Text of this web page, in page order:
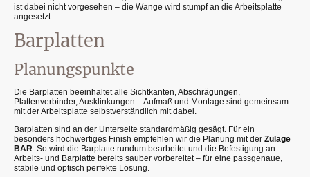
ist dabei nicht vorgesehen – die Wange wird stumpf an die Arbeitsplatte
angesetzt.
Barplatten
Planungspunkte
Die Barplatten beeinhaltet alle Sichtkanten, Abschrägungen,
Plattenverbinder, Ausklinkungen – Aufmaß und Montage sind gemeinsam
mit der Arbeitsplatte selbstverständlich mit dabei.
Barplatten sind an der Unterseite standardmäßig gesägt. Für ein
besonders hochwertiges Finish empfehlen wir die Planung mit der Zulage
BAR: So wird die Barplatte rundum bearbeitet und die Befestigung an
Arbeits- und Barplatte bereits sauber vorbereitet – für eine passgenaue,
stabile und optisch perfekte Lösung.